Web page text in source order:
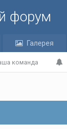
форум
команда
Галерея